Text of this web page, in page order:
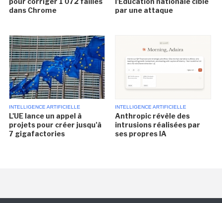
dans Chrome
par une attaque
INTELLIGENCE ARTIFICIELLE
L'UE lance un appel à
projets pour créer jusqu'à
7 gigafactories
INTELLIGENCE ARTIFICIELLE
Anthropic révèle des
intrusions réalisées par
ses propres IA